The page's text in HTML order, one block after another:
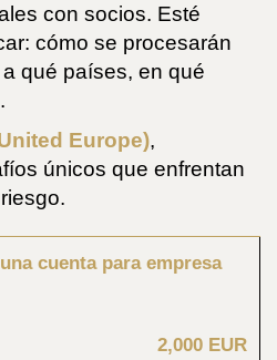
con socios. Esté
cómo se procesarán
qué países, en qué
Europe),
únicos que enfrentan
cuenta para empresa
2,000 EUR